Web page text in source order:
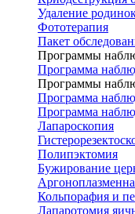
Удаление
Фототерапия
Пакет
Программы
Программа
Программы
Программа
Программа
Лапароскопия
Полипэктомия
Бужирование
Кольпорафия и
Лапаротомия